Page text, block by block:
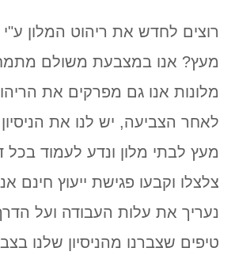
רוצים לחדש את ריהוט המלון
מעץ? אנו במצבעת משולם
מלונות אנו גם מפרקים את
לאחר הצביעה, יש לנו את
מעץ לבתי מלון ונדע לעמוד בכל
צלצלו וקבעו פגישת ייעוץ חינם
נעריך את עלות העבודה ועל
טיפים שצברנו מהניסיון שלנו